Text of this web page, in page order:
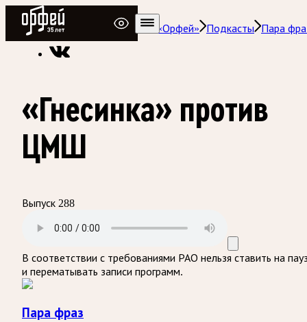
Радио Орфей
Радио классической музыки «Орфей»
Подкасты Пара
«Гнесинка» против
ЦМШ
Выпуск 288
В соответствии с требованиями РАО нельзя ставить на
и перематывать записи программ.
Пара фраз